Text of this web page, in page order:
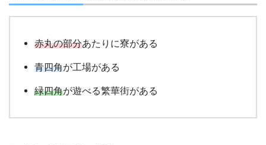
赤丸の部分あたりに寮がある
青四角が工場がある
緑四角が遊べる繁華街がある